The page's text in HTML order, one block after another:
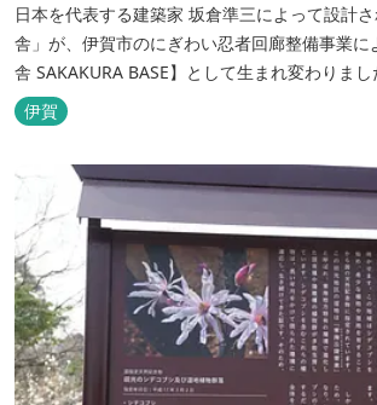
日本を代表する建築家 坂倉準三によって設計
舎」が、伊賀市のにぎわい忍者回廊整備事業に
舎 SAKAKURA BASE】として生まれ変わりま
館やホテル、カフェがあるほか、観光案内所「
メーションセンター」や伊賀の逸品を取り揃え
伊賀